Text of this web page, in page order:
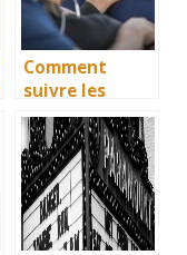
Comment
suivre les
dernieres
actualites sur
les films?